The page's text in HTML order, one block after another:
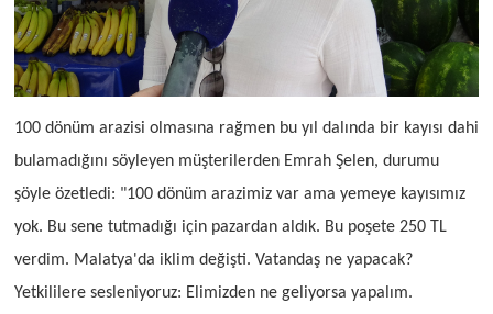
100 dönüm arazisi olmasına rağmen bu yıl dalında bir kayısı dahi
bulamadığını söyleyen müşterilerden Emrah Şelen, durumu
şöyle özetledi: "100 dönüm arazimiz var ama yemeye kayısımız
yok. Bu sene tutmadığı için pazardan aldık. Bu poşete 250 TL
verdim. Malatya'da iklim değişti. Vatandaş ne yapacak?
Yetkililere sesleniyoruz: Elimizden ne geliyorsa yapalım.